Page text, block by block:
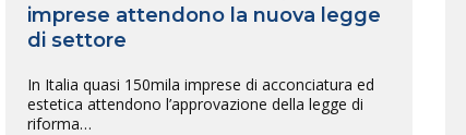
imprese attendono la nuova legge
di settore
In Italia quasi 150mila imprese di acconciatura ed
estetica attendono l’approvazione della legge di
riforma…